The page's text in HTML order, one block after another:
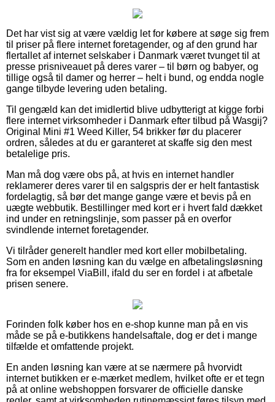
Det har vist sig at være vældig let for købere at søge sig frem
til priser på flere internet foretagender, og af den grund har
flertallet af internet selskaber i Danmark været tvunget til at
presse prisniveauet på deres varer – til børn og babyer, og
tillige også til damer og herrer – helt i bund, og endda nogle
gange tilbyde levering uden betaling.
Til gengæld kan det imidlertid blive udbytterigt at kigge forbi
flere internet virksomheder i Danmark efter tilbud på Wasgij?
Original Mini #1 Weed Killer, 54 brikker før du placerer
ordren, således at du er garanteret at skaffe sig den mest
betalelige pris.
Man må dog være obs på, at hvis en internet handler
reklamerer deres varer til en salgspris der er helt fantastisk
fordelagtig, så bør det mange gange være et bevis på en
uægte webbutik. Bestillinger med kort er i hvert fald dækket
ind under en retningslinje, som passer på en overfor
svindlende internet foretagender.
Vi tilråder generelt handler med kort eller mobilbetaling.
Som en anden løsning kan du vælge en afbetalingsløsning
fra for eksempel ViaBill, ifald du ser en fordel i at afbetale
prisen senere.
Forinden folk køber hos en e-shop kunne man på en vis
måde se på e-butikkens handelsaftale, dog er det i mange
tilfælde et omfattende projekt.
En anden løsning kan være at se nærmere på hvorvidt
internet butikken er e-mærket medlem, hvilket ofte er et tegn
på at online webshoppen forsvarer de officielle danske